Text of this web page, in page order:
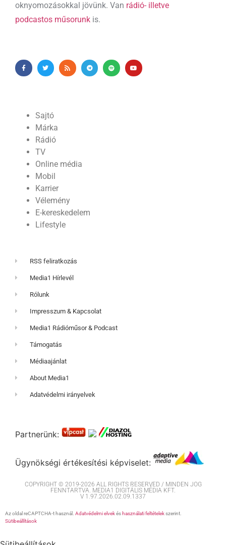
oknyomozásokkal jövünk. Van rádió- illetve
podcastos műsorunk is.
Sajtó
Márka
Rádió
TV
Online média
Mobil
Karrier
Vélemény
E-kereskedelem
Lifestyle
RSS feliratkozás
Media1 Hírlevél
Rólunk
Impresszum & Kapcsolat
Media1 Rádióműsor & Podcast
Támogatás
Médiaajánlat
About Media1
Adatvédelmi irányelvek
Partnerünk:
Ügynökségi értékesítési képviselet:
COPYRIGHT © 2019-2026 ALL RIGHTS RESERVED / MINDEN JOG
FENNTARTVA. MEDIA1 DIGITÁLIS MÉDIA KFT.
V 1.97.2026.02.09.1337
Az oldal reCAPTCHA-t használ. Adatvédelmi elvekés használati feltételekszerint.
Sütibeállítások